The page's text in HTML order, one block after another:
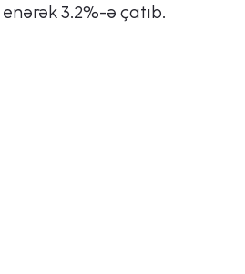
3.2%-ə çatıb.